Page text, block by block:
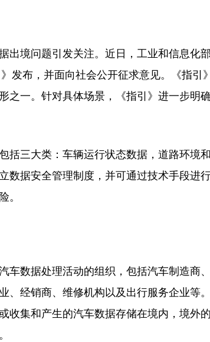
境问题引发关注。近日，工业和信息化
发布，并面向社会公开征求意见。《指引
之一。针对具体场景，《指引》进一步明
三大类：车辆运行状态数据，道路环境
数据安全管理制度，并可通过技术手段进
。
数据处理活动的组织，包括汽车制造商、
、经销商、维修机构以及出行服务企业等
收集和产生的汽车数据存储在境内，境外